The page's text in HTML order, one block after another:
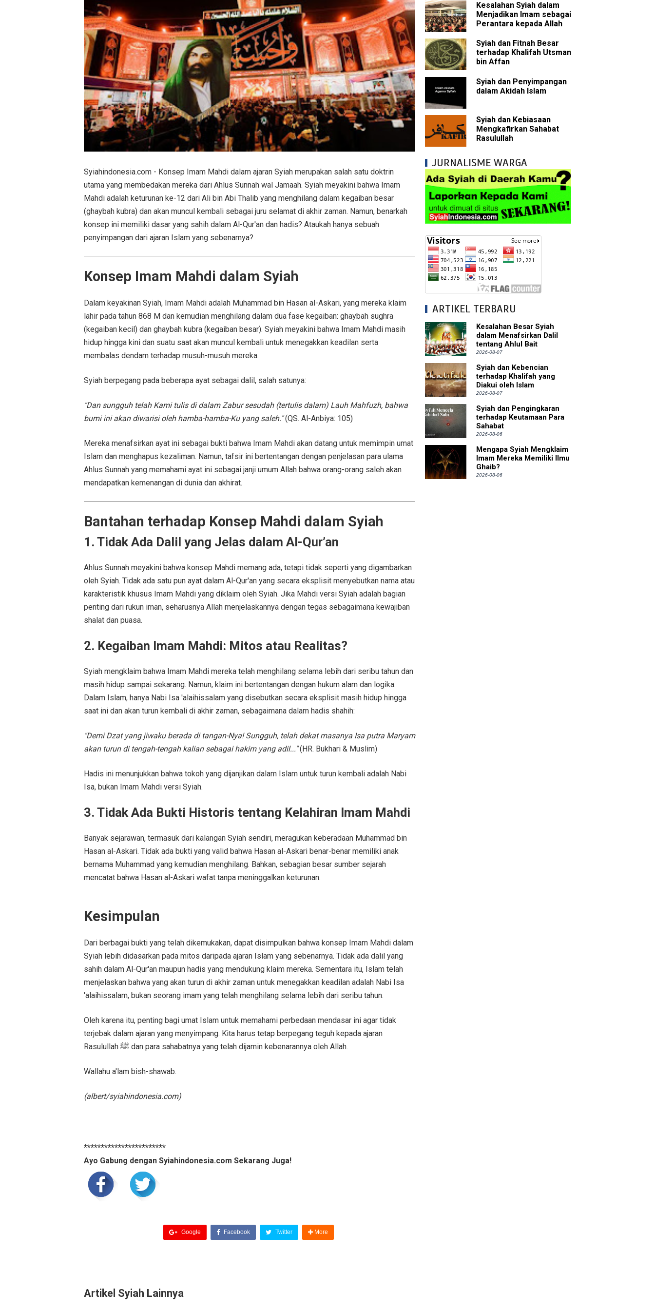
Mengapa Syiah Menghalalkan Nikah Mut'ah?
Syiah dan Penyelewengan dalam Pemahaman tentang Khalifah
Syiah dan Penyimpangan dalam Akidah Islam
Kesalahan Syiah dalam Menyikapi Khalifah Abu Bakar
Syiah dan Konsep Imamah yang Tidak Masuk Akal dalam Islam
Syiah dan Ketidakkonsistenan dalam Konsep Mahdi
Syiah dan Kedustaan tentang Hak Kekhalifahan
Syiah dan Ketidakbenaran Ajarannya tentang Wilayah Imam
Syiah dan Kedustaan tentang Peristiwa Karbala
Syiah dan Upaya Merusak Ukhuwah Islamiyah
Syiah dan Klaim Palsu tentang Imam Mahdi yang Akan Muncul
Syiahindonesia.com - Konsep Imam Mahdi dalam ajaran Syiah merupakan salah satu doktrin
utama yang membedakan mereka dari Ahlus Sunnah wal Jamaah. Syiah meyakini bahwa Imam
Mahdi adalah keturunan ke-12 dari Ali bin Abi Thalib yang menghilang dalam kegaiban besar
(ghaybah kubra) dan akan muncul kembali sebagai juru selamat di akhir zaman. Namun, benarkah
konsep ini memiliki dasar yang sahih dalam Al-Qur'an dan hadis? Ataukah hanya sebuah
penyimpangan dari ajaran Islam yang sebenarnya?
Konsep Imam Mahdi dalam Syiah
Dalam keyakinan Syiah, Imam Mahdi adalah Muhammad bin Hasan al-Askari, yang mereka klaim
lahir pada tahun 868 M dan kemudian menghilang dalam dua fase kegaiban: ghaybah sughra
(kegaiban kecil) dan ghaybah kubra (kegaiban besar). Syiah meyakini bahwa Imam Mahdi masih
hidup hingga kini dan suatu saat akan muncul kembali untuk menegakkan keadilan serta
membalas dendam terhadap musuh-musuh mereka.
Syiah berpegang pada beberapa ayat sebagai dalil, salah satunya:
"Dan sungguh telah Kami tulis di dalam Zabur sesudah (tertulis dalam) Lauh Mahfuzh, bahwa
bumi ini akan diwarisi oleh hamba-hamba-Ku yang saleh."(QS. Al-Anbiya: 105)
Mereka menafsirkan ayat ini sebagai bukti bahwa Imam Mahdi akan datang untuk memimpin umat
Islam dan menghapus kezaliman. Namun, tafsir ini bertentangan dengan penjelasan para ulama
Ahlus Sunnah yang memahami ayat ini sebagai janji umum Allah bahwa orang-orang saleh akan
mendapatkan kemenangan di dunia dan akhirat.
Bantahan terhadap Konsep Mahdi dalam Syiah
1. Tidak Ada Dalil yang Jelas dalam Al-Qur’an
Ahlus Sunnah meyakini bahwa konsep Mahdi memang ada, tetapi tidak seperti yang digambarkan
oleh Syiah. Tidak ada satu pun ayat dalam Al-Qur'an yang secara eksplisit menyebutkan nama atau
karakteristik khusus Imam Mahdi yang diklaim oleh Syiah. Jika Mahdi versi Syiah adalah bagian
penting dari rukun iman, seharusnya Allah menjelaskannya dengan tegas sebagaimana kewajiban
shalat dan puasa.
2. Kegaiban Imam Mahdi: Mitos atau Realitas?
Syiah mengklaim bahwa Imam Mahdi mereka telah menghilang selama lebih dari seribu tahun dan
masih hidup sampai sekarang. Namun, klaim ini bertentangan dengan hukum alam dan logika.
Dalam Islam, hanya Nabi Isa 'alaihissalam yang disebutkan secara eksplisit masih hidup hingga
saat ini dan akan turun kembali di akhir zaman, sebagaimana dalam hadis shahih:
"Demi Dzat yang jiwaku berada di tangan-Nya! Sungguh, telah dekat masanya Isa putra Maryam
akan turun di tengah-tengah kalian sebagai hakim yang adil..."(HR. Bukhari & Muslim)
Hadis ini menunjukkan bahwa tokoh yang dijanjikan dalam Islam untuk turun kembali adalah Nabi
Isa, bukan Imam Mahdi versi Syiah.
3. Tidak Ada Bukti Historis tentang Kelahiran Imam Mahdi
Banyak sejarawan, termasuk dari kalangan Syiah sendiri, meragukan keberadaan Muhammad bin
Hasan al-Askari. Tidak ada bukti yang valid bahwa Hasan al-Askari benar-benar memiliki anak
bernama Muhammad yang kemudian menghilang. Bahkan, sebagian besar sumber sejarah
mencatat bahwa Hasan al-Askari wafat tanpa meninggalkan keturunan.
Kesimpulan
Dari berbagai bukti yang telah dikemukakan, dapat disimpulkan bahwa konsep Imam Mahdi dalam
Syiah lebih didasarkan pada mitos daripada ajaran Islam yang sebenarnya. Tidak ada dalil yang
sahih dalam Al-Qur'an maupun hadis yang mendukung klaim mereka. Sementara itu, Islam telah
menjelaskan bahwa yang akan turun di akhir zaman untuk menegakkan keadilan adalah Nabi Isa
'alaihissalam, bukan seorang imam yang telah menghilang selama lebih dari seribu tahun.
Oleh karena itu, penting bagi umat Islam untuk memahami perbedaan mendasar ini agar tidak
terjebak dalam ajaran yang menyimpang. Kita harus tetap berpegang teguh kepada ajaran
Rasulullah ﷺ dan para sahabatnya yang telah dijamin kebenarannya oleh Allah.
Wallahu a'lam bish-shawab.
(albert/syiahindonesia.com)
************************
Ayo Gabung dengan Syiahindonesia.com Sekarang Juga!
Google Facebook Twitter More
Artikel Syiah Lainnya
Kesalahan Syiah dalam
Menjadikan Imam sebagai
Perantara kepada Allah
Syiah dan Fitnah Besar
terhadap Khalifah Utsman
bin Affan
Syiah dan Penyimpangan
dalam Akidah Islam
Syiah dan Kebiasaan
Mengkafirkan Sahabat
Rasulullah
JURNALISME WARGA
ARTIKEL TERBARU
Kesalahan Besar Syiah
dalam Menafsirkan Dalil
tentang Ahlul Bait
2026-08-07
Syiah dan Kebencian
terhadap Khalifah yang
Diakui oleh Islam
2026-08-07
Syiah dan Pengingkaran
terhadap Keutamaan Para
Sahabat
2026-08-06
Mengapa Syiah Mengklaim
Imam Mereka Memiliki Ilmu
Ghaib?
2026-08-06